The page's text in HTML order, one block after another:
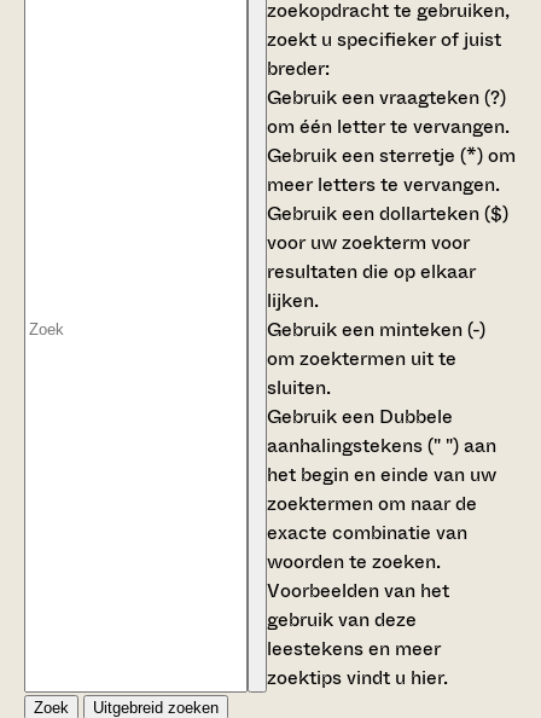
zoekopdracht te gebruiken,
zoekt u specifieker of juist
breder:
Gebruik eenvraagteken (?)
om één letter te vervangen.
Gebruik eensterretje (*)om
meer letters te vervangen.
Gebruik eendollarteken ($)
voor uw zoekterm voor
resultaten die op elkaar
lijken.
Gebruik een minteken (-)
om zoektermen uit te
sluiten.
Gebruik een Dubbele
aanhalingstekens (" ")aan
het begin en einde van uw
zoektermen om naar de
exacte combinatie van
woorden te zoeken.
Voorbeelden van het
gebruik van deze
leestekens en meer
zoektips vindt u hier.
Zoek Uitgebreid zoeken